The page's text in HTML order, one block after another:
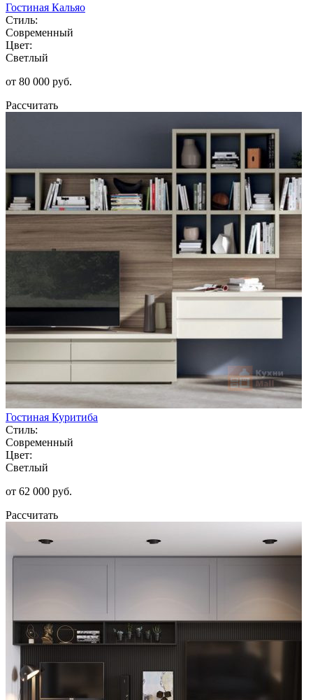
Гостиная Кальяо
Стиль:
Современный
Цвет:
Светлый
от 80 000 руб.
Рассчитать
Гостиная Куритиба
Стиль:
Современный
Цвет:
Светлый
от 62 000 руб.
Рассчитать